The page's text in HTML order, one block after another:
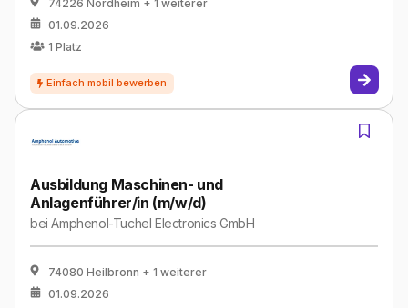
74226 Nordheim + 1 weiterer
01.09.2026
1 Platz
Ausbildung Maschinen- und
Anlagenführer/in (m/w/d)
beiAmphenol-Tuchel Electronics GmbH
74080 Heilbronn + 1 weiterer
01.09.2026